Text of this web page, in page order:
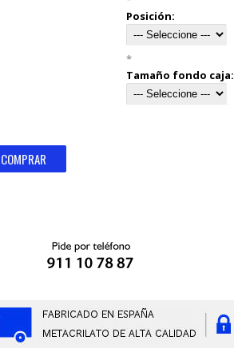
Posición:
*
Tamaño fondo caja: